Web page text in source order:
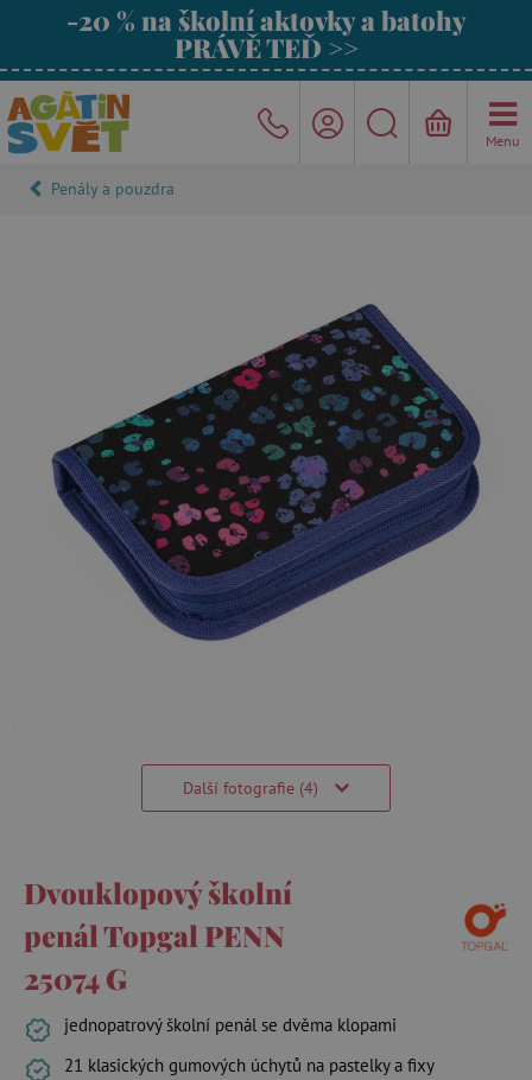
-20 % na školní aktovky a batohy
PRÁVĚ TEĎ >>
Menu
Penály a pouzdra
Další fotografie (4)
Dvouklopový školní
penál Topgal PENN
25074 G
jednopatrový školní penál se dvěma klopami
21 klasických gumových úchytů na pastelky a fixy